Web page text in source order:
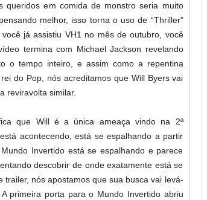
queridos em comida de monstro seria muito
melhor, isso torna o uso de “Thriller”
já assistiu VH1 no mês de outubro, você
termina com Michael Jackson revelando
o tempo inteiro, e assim como a repentina
do Pop, nós acreditamos que Will Byers vai
reviravolta similar.
que Will é a única ameaça vindo na 2ª
acontecendo, está se espalhando a partir
Invertido está se espalhando e parece
descobrir de onde exatamente está se
trailer, nós apostamos que sua busca vai levá-
primeira porta para o Mundo Invertido abriu